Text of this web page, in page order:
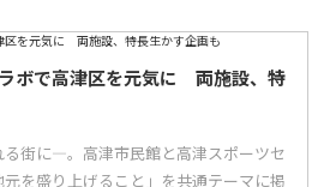
ボで高津区を元気に 両施設、特
る街に―。高津市民館と高津スポーツセ
を盛り上げること」を共通テーマに掲